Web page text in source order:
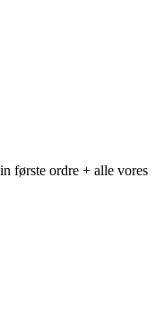
første ordre + alle vores